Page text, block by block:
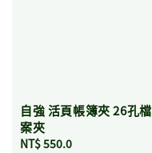
自強 活頁帳簿夾 26孔檔
案夾
Regular
NT$ 550.0